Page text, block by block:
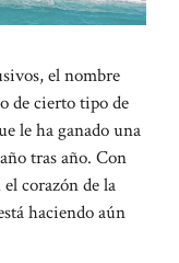
el nombre
de cierto tipo de
le ha ganado una
tras año. Con
corazón de la
haciendo aún